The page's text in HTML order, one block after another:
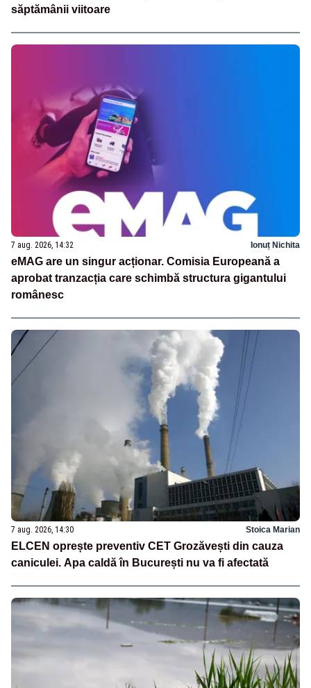
săptămânii viitoare
7 aug. 2026, 14:32 Ionuț Nichita
eMAG are un singur acționar. Comisia Europeană a
aprobat tranzacția care schimbă structura gigantului
românesc
7 aug. 2026, 14:30 Stoica Marian
ELCEN oprește preventiv CET Grozăvești din cauza
caniculei. Apa caldă în București nu va fi afectată